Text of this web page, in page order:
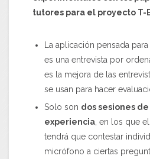
tutores para el proyecto T-
La aplicación pensada
es una entrevista por
es la mejora de las
se usan para hacer
Solo son dos sesiones
experiencia , en los que
tendrá que contestar
micrófono a ciertas